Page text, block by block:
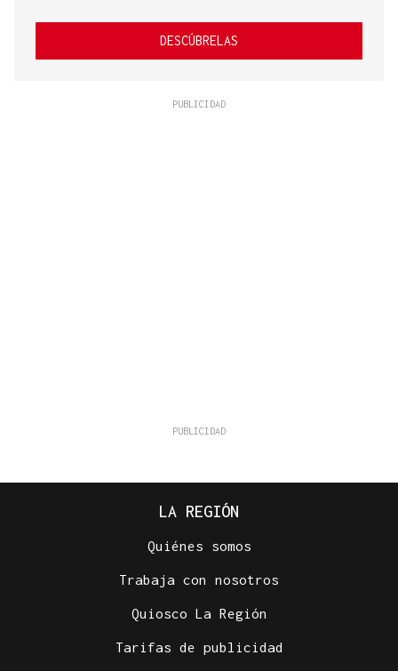
DESCÚBRELAS
LA REGIÓN
Quiénes somos
Trabaja con nosotros
Quiosco La Región
Tarifas de publicidad